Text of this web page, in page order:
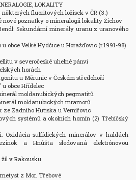
LOKALITY
fluoritových ložisek v ČR (3.)
nové poznatky o mineralogii lokality Žichov
Sekundární minerály uranu z uranového
obce Velké Hydčice u Horažďovic (r.1991-98)
v severočeské uhelné pánvi
horách
u Měrunic v Českém středohoří
obce Hřídelec
moldanubických pegmatitů
moldanubických mramorů
ze Zadního Hutiska u Vernířovic
systémů a okolních hornín (2) Třebíčský
Oxidácia sulfídických minerálov v haldách
a Hnúšta sledovaná elektrónovou
v Rakousku
z Mor. Třebové